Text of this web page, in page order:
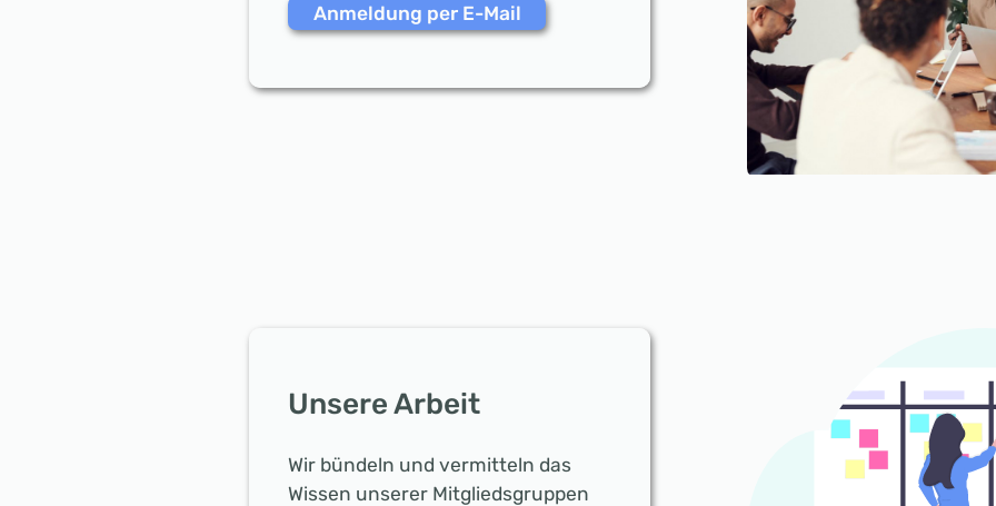
Anmeldung per E-Mail
Unsere Arbeit
Wir bündeln und vermitteln das
Wissen unserer Mitgliedsgruppen